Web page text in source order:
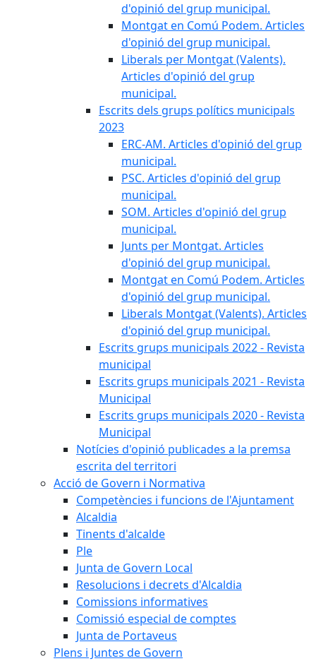
d'opinió del grup municipal.
Montgat en Comú Podem. Articles
d'opinió del grup municipal.
Liberals per Montgat (Valents).
Articles d'opinió del grup
municipal.
Escrits dels grups polítics municipals
2023
ERC-AM. Articles d'opinió del grup
municipal.
PSC. Articles d'opinió del grup
municipal.
SOM. Articles d'opinió del grup
municipal.
Junts per Montgat. Articles
d'opinió del grup municipal.
Montgat en Comú Podem. Articles
d'opinió del grup municipal.
Liberals Montgat (Valents). Articles
d'opinió del grup municipal.
Escrits grups municipals 2022 - Revista
municipal
Escrits grups municipals 2021 - Revista
Municipal
Escrits grups municipals 2020 - Revista
Municipal
Notícies d'opinió publicades a la premsa
escrita del territori
Acció de Govern i Normativa
Competències i funcions de l'Ajuntament
Alcaldia
Tinents d'alcalde
Ple
Junta de Govern Local
Resolucions i decrets d'Alcaldia
Comissions informatives
Comissió especial de comptes
Junta de Portaveus
Plens i Juntes de Govern